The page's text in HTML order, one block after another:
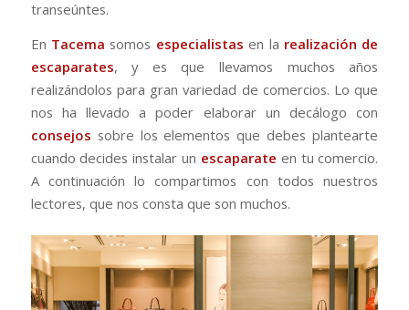
transeúntes.
En Tacema somos especialistas en la realización de
escaparates, y es que llevamos muchos años
realizándolos para gran variedad de comercios. Lo que
nos ha llevado a poder elaborar un decálogo con
consejos sobre los elementos que debes plantearte
cuando decides instalar un escaparate en tu comercio.
A continuación lo compartimos con todos nuestros
lectores, que nos consta que son muchos.